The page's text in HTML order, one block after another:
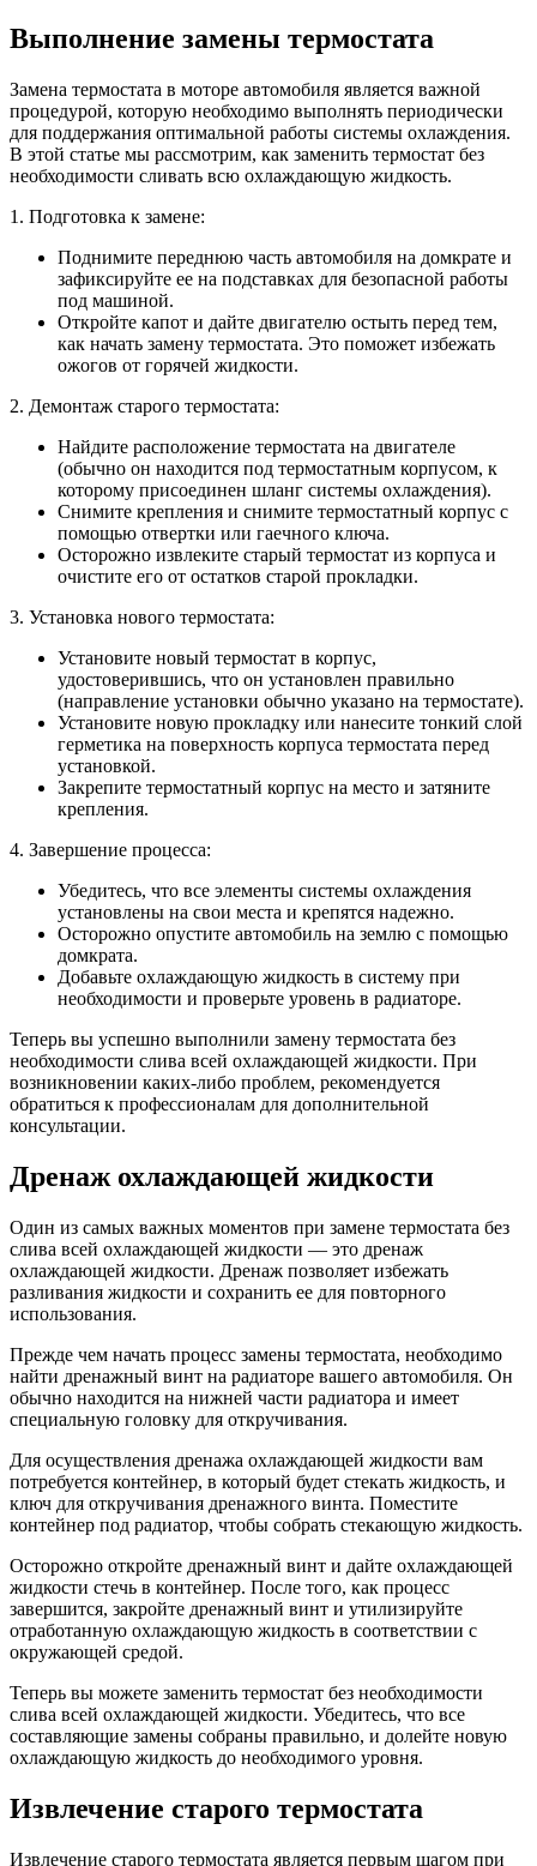
Выполнение замены термостата
Замена термостата в моторе автомобиля является важной
процедурой, которую необходимо выполнять периодически
для поддержания оптимальной работы системы охлаждения.
В этой статье мы рассмотрим, как заменить термостат без
необходимости сливать всю охлаждающую жидкость.
1. Подготовка к замене:
Поднимите переднюю часть автомобиля на домкрате и
зафиксируйте ее на подставках для безопасной работы
под машиной.
Откройте капот и дайте двигателю остыть перед тем,
как начать замену термостата. Это поможет избежать
ожогов от горячей жидкости.
2. Демонтаж старого термостата:
Найдите расположение термостата на двигателе
(обычно он находится под термостатным корпусом, к
которому присоединен шланг системы охлаждения).
Снимите крепления и снимите термостатный корпус с
помощью отвертки или гаечного ключа.
Осторожно извлеките старый термостат из корпуса и
очистите его от остатков старой прокладки.
3. Установка нового термостата:
Установите новый термостат в корпус,
удостоверившись, что он установлен правильно
(направление установки обычно указано на термостате).
Установите новую прокладку или нанесите тонкий слой
герметика на поверхность корпуса термостата перед
установкой.
Закрепите термостатный корпус на место и затяните
крепления.
4. Завершение процесса:
Убедитесь, что все элементы системы охлаждения
установлены на свои места и крепятся надежно.
Осторожно опустите автомобиль на землю с помощью
домкрата.
Добавьте охлаждающую жидкость в систему при
необходимости и проверьте уровень в радиаторе.
Теперь вы успешно выполнили замену термостата без
необходимости слива всей охлаждающей жидкости. При
возникновении каких-либо проблем, рекомендуется
обратиться к профессионалам для дополнительной
консультации.
Дренаж охлаждающей жидкости
Один из самых важных моментов при замене термостата без
слива всей охлаждающей жидкости — это дренаж
охлаждающей жидкости. Дренаж позволяет избежать
разливания жидкости и сохранить ее для повторного
использования.
Прежде чем начать процесс замены термостата, необходимо
найти дренажный винт на радиаторе вашего автомобиля. Он
обычно находится на нижней части радиатора и имеет
специальную головку для откручивания.
Для осуществления дренажа охлаждающей жидкости вам
потребуется контейнер, в который будет стекать жидкость, и
ключ для откручивания дренажного винта. Поместите
контейнер под радиатор, чтобы собрать стекающую жидкость.
Осторожно откройте дренажный винт и дайте охлаждающей
жидкости стечь в контейнер. После того, как процесс
завершится, закройте дренажный винт и утилизируйте
отработанную охлаждающую жидкость в соответствии с
окружающей средой.
Теперь вы можете заменить термостат без необходимости
слива всей охлаждающей жидкости. Убедитесь, что все
составляющие замены собраны правильно, и долейте новую
охлаждающую жидкость до необходимого уровня.
Извлечение старого термостата
Извлечение старого термостата является первым шагом при